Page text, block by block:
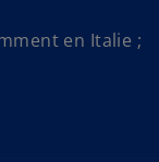
en Italie ;